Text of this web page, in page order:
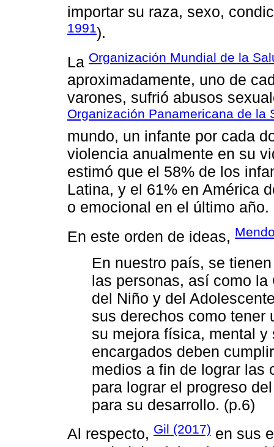
importar su raza, sexo,
1991).
La Organización Mundial de la
aproximadamente, uno de
varones, sufrió abusos
Organización Panamericana de la
mundo, un infante por cada
violencia anualmente en su
estimó que el 58% de los
Latina, y el 61% en América
o emocional en el último año.
En este orden de ideas,
En nuestro país, se
las personas, así como
del Niño y del
sus derechos como tener
su mejora física, mental
encargados deben
medios a fin de lograr las
para lograr el progreso
para su desarrollo. (p.6)
Al respecto, Gil (2017) en sus